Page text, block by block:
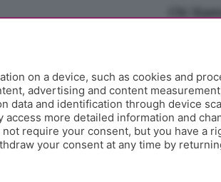
Chi
Contatti
Privacy e
on a device, such as cookies and
advertising and content
data and identification through device
more detailed information and
require your consent, but you have a
your consent at any time by